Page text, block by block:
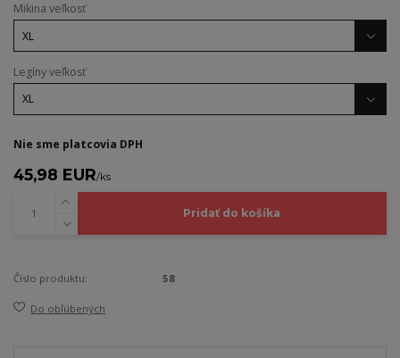
Mikina veľkosť
Legíny veľkosť
Nie sme platcovia DPH
45,98 EUR/ks
Pridať do košíka
Číslo produktu: 58
Do obľúbených